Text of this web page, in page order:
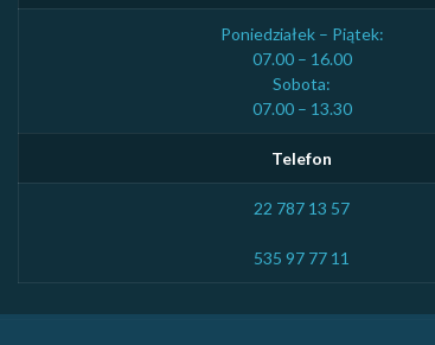
Poniedziałek – Piątek:
07.00 – 16.00
Sobota:
07.00 – 13.30
Telefon
22 787 13 57
535 97 77 11